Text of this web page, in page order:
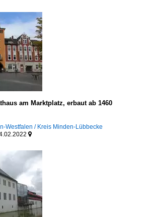
am Marktplatz, erbaut ab 1460
Westfalen / Kreis Minden-Lübbecke
